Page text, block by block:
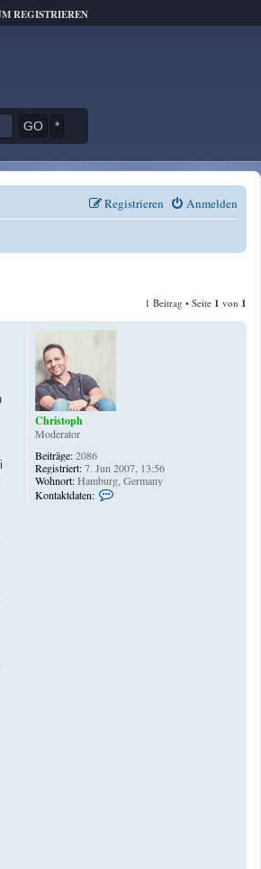
REGISTRIEREN
*
Anmelden
Registrieren
1 Beitrag • Seite 1 von 1
Christoph
Moderator
Beiträge:2086
Registriert:7. Jun 2007, 13:56
Wohnort:Hamburg, Germany
Kontaktdaten:
K